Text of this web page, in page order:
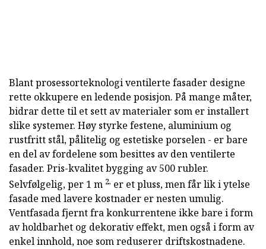
Blant prosessorteknologi ventilerte fasader designe
rette okkupere en ledende posisjon. På mange måter,
bidrar dette til et sett av materialer som er installert
slike systemer. Høy styrke festene, aluminium og
rustfritt stål, pålitelig og estetiske porselen - er bare
en del av fordelene som besittes av den ventilerte
fasader. Pris-kvalitet bygging av 500 rubler.
Selvfølgelig, per 1 m 2, er et pluss, men får lik i ytelse
fasade med lavere kostnader er nesten umulig.
Ventfasada fjernt fra konkurrentene ikke bare i form
av holdbarhet og dekorativ effekt, men også i form av
enkel innhold, noe som reduserer driftskostnadene.